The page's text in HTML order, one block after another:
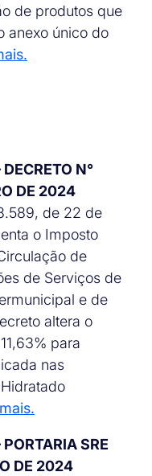
de produtos que
anexo único do
N°
DE 2024
de 22 de
o Imposto
de
de Serviços de
e de
altera o
para
nas
SRE
DE 2024